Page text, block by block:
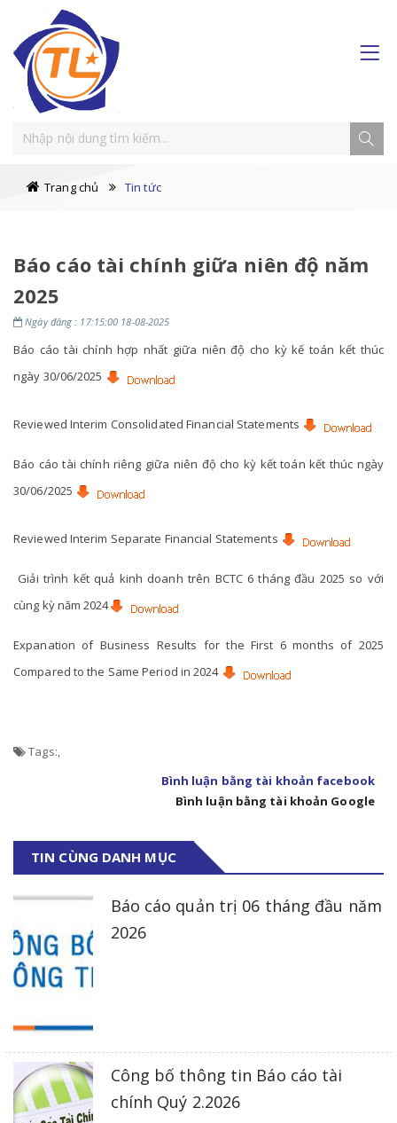
Trang chủ Tin tức
Báo cáo tài chính giữa niên độ năm
2025
Ngày đăng : 17:15:00 18-08-2025
Báo cáo tài chính hợp nhất giữa niên độ cho kỳ kế toán kết thúc
ngày 30/06/2025
Reviewed Interim Consolidated Financial Statements
Báo cáo tài chính riêng giữa niên độ cho kỳ kết toán kết thúc ngày
30/06/2025
Reviewed Interim Separate Financial Statements
Giải trình kết quả kinh doanh trên BCTC 6 tháng đầu 2025 so với
cùng kỳ năm 2024
Expanation of Business Results for the First 6 months of 2025
Compared to the Same Period in 2024
Tags:,
Bình luận bằng tài khoản facebook
Bình luận bằng tài khoản Google
TIN CÙNG DANH MỤC
Báo cáo quản trị 06 tháng đầu năm
2026
Công bố thông tin Báo cáo tài
chính Quý 2.2026